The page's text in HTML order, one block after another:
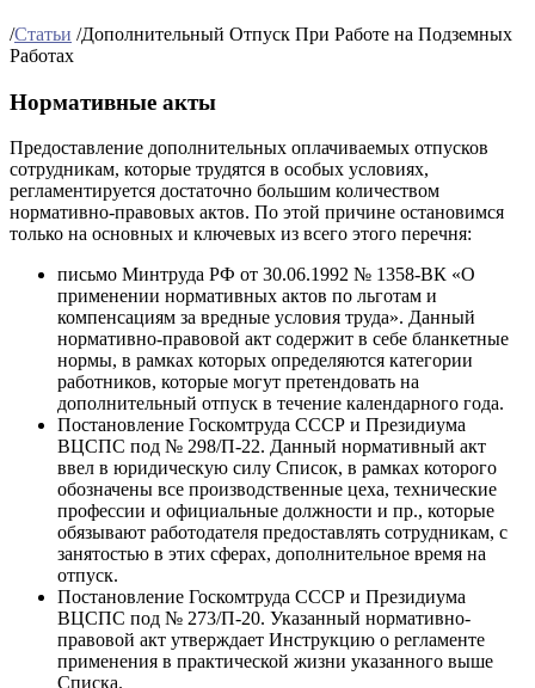
/Статьи /Дополнительный Отпуск При Работе на Подземных
Работах
Нормативные акты
Предоставление дополнительных оплачиваемых отпусков
сотрудникам, которые трудятся в особых условиях,
регламентируется достаточно большим количеством
нормативно-правовых актов. По этой причине остановимся
только на основных и ключевых из всего этого перечня:
письмо Минтруда РФ от 30.06.1992 № 1358-ВК «О
применении нормативных актов по льготам и
компенсациям за вредные условия труда». Данный
нормативно-правовой акт содержит в себе бланкетные
нормы, в рамках которых определяются категории
работников, которые могут претендовать на
дополнительный отпуск в течение календарного года.
Постановление Госкомтруда СССР и Президиума
ВЦСПС под № 298/П-22. Данный нормативный акт
ввел в юридическую силу Список, в рамках которого
обозначены все производственные цеха, технические
профессии и официальные должности и пр., которые
обязывают работодателя предоставлять сотрудникам, с
занятостью в этих сферах, дополнительное время на
отпуск.
Постановление Госкомтруда СССР и Президиума
ВЦСПС под № 273/П-20. Указанный нормативно-
правовой акт утверждает Инструкцию о регламенте
применения в практической жизни указанного выше
Списка.